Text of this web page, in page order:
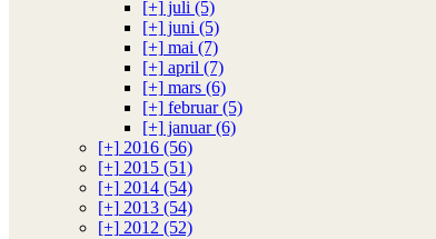
[+] juli (5)
[+] juni (5)
[+] mai (7)
[+] april (7)
[+] mars (6)
[+] februar (5)
[+] januar (6)
[+] 2016 (56)
[+] 2015 (51)
[+] 2014 (54)
[+] 2013 (54)
[+] 2012 (52)